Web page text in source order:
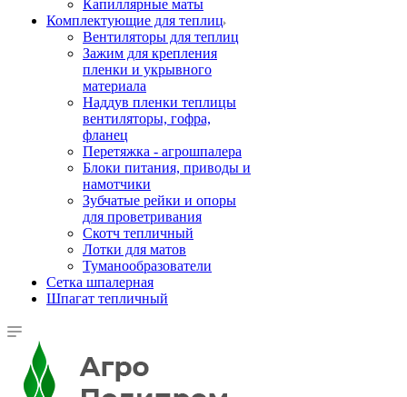
Капиллярные маты
Комплектующие для теплиц
Вентиляторы для теплиц
Зажим для крепления
пленки и укрывного
материала
Наддув пленки теплицы
вентиляторы, гофра,
фланец
Перетяжка - агрошпалера
Блоки питания, приводы и
намотчики
Зубчатые рейки и опоры
для проветривания
Скотч тепличный
Лотки для матов
Туманообразователи
Сетка шпалерная
Шпагат тепличный